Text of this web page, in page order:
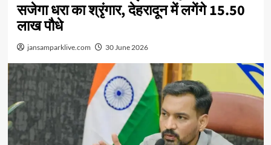
सजेगा धरा का श्रृंगार, देहरादून में लगेंगे 15.50
लाख पौधे
jansamparklive.com 30 June 2026